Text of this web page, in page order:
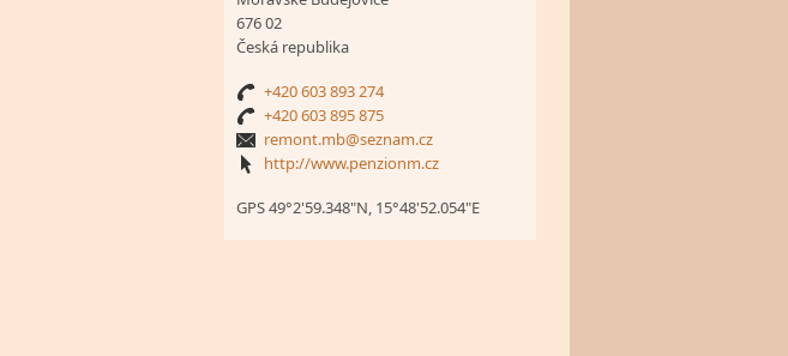
676 02
Česká republika
+420 603 893 274
+420 603 895 875
remont.mb@seznam.cz
http://www.penzionm.cz
GPS 49°2'59.348"N, 15°48'52.054"E